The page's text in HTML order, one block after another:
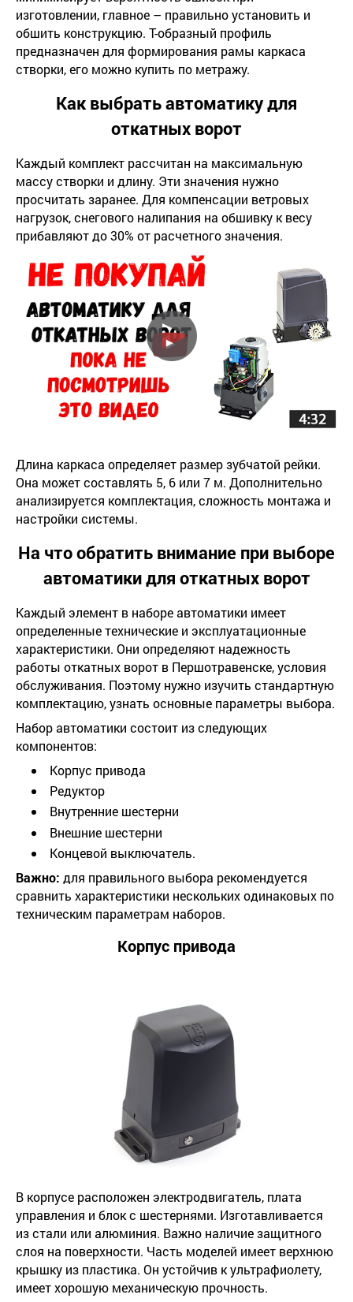
изготовлении, главное – правильно установить и
обшить конструкцию. Т-образный профиль
предназначен для формирования рамы каркаса
створки, его можно купить по метражу.
Как выбрать автоматику для
откатных ворот
Каждый комплект рассчитан на максимальную
массу створки и длину. Эти значения нужно
просчитать заранее. Для компенсации ветровых
нагрузок, снегового налипания на обшивку к весу
прибавляют до 30% от расчетного значения.
Длина каркаса определяет размер зубчатой рейки.
Она может составлять 5, 6 или 7 м. Дополнительно
анализируется комплектация, сложность монтажа и
настройки системы.
На что обратить внимание при выборе
автоматики для откатных ворот
Каждый элемент в наборе автоматики имеет
определенные технические и эксплуатационные
характеристики. Они определяют надежность
работы откатных ворот в Першотравенске, условия
обслуживания. Поэтому нужно изучить стандартную
комплектацию, узнать основные параметры выбора.
Набор автоматики состоит из следующих
компонентов:
Корпус привода
Редуктор
Внутренние шестерни
Внешние шестерни
Концевой выключатель.
Важно: для правильного выбора рекомендуется
сравнить характеристики нескольких одинаковых по
техническим параметрам наборов.
Корпус привода
В корпусе расположен электродвигатель, плата
управления и блок с шестернями. Изготавливается
из стали или алюминия. Важно наличие защитного
слоя на поверхности. Часть моделей имеет верхнюю
крышку из пластика. Он устойчив к ультрафиолету,
имеет хорошую механическую прочность.